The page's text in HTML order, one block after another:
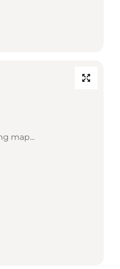
map...